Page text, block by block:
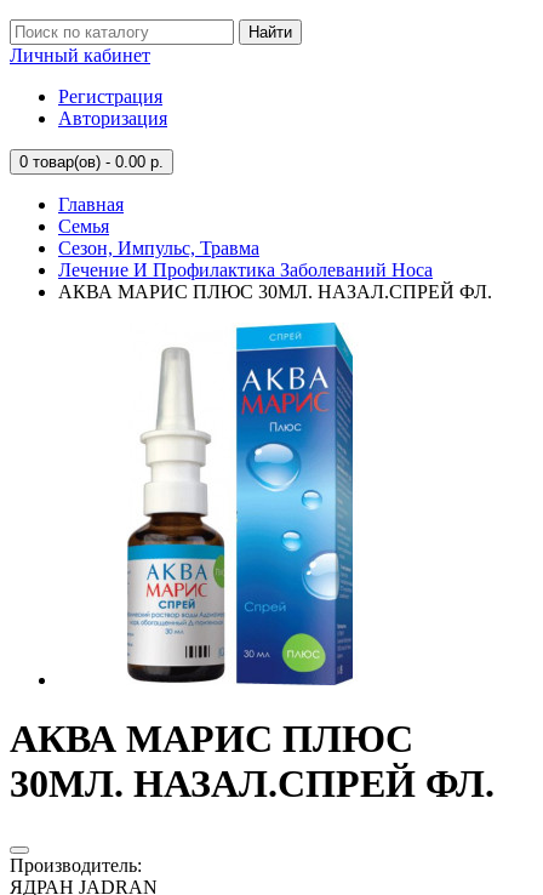
Найти
Личный кабинет
Регистрация
Авторизация
0 товар(ов) - 0.00 р.
Главная
Семья
Сезон, Импульс, Травма
Лечение И Профилактика Заболеваний Носа
АКВА МАРИС ПЛЮС 30МЛ. НАЗАЛ.СПРЕЙ ФЛ.
АКВА МАРИС ПЛЮС
30МЛ. НАЗАЛ.СПРЕЙ ФЛ.
Производитель:
ЯДРАН JADRAN